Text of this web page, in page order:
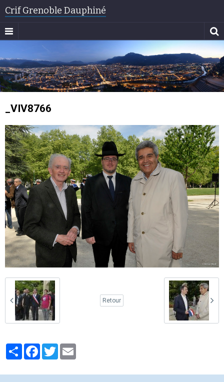
Crif Grenoble Dauphiné
_VIV8766
Retour
PartagerFacebook
Twitter